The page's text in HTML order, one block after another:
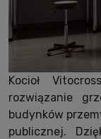
Kocioł
rozwiązanie
budynków
publicznej.